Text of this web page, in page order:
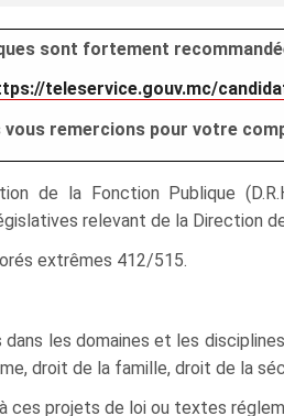
sont fortement
teleservice.gouv.mc/
vous remercions pour votre
de la Fonction Publique
relevant de la Direction
extrêmes 412/515.
les domaines et les
droit de la famille, droit de la
projets de loi ou textes